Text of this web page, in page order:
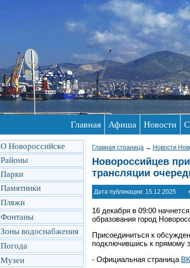
Главная Афиша Новости
О Новороссийске
Районы
Парки
Памятники
Пляжи
Фонтаны
Зоны водоснабжения
Погода
Музеи
Главная страница → Новости
Новороссийцев
трансляции
Дата публикации: 15.12.2025
16 декабря в 09:00
образования город
Присоединиться к
подключившись к прямому
- Официальная страница